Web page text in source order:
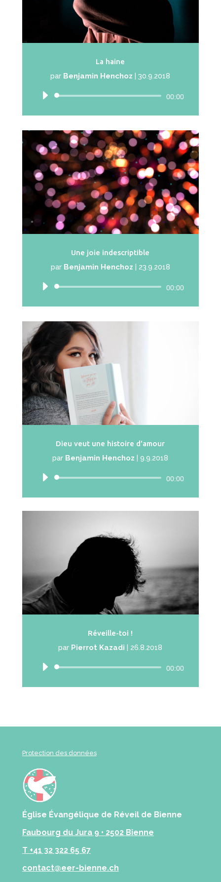
La haine
par Benjamin Henchoz |30.9.2018
Lecteur
00:00
Une joie indescriptible
par Benjamin Henchoz | 23.9.2018
Lecteur
00:00
Dieu veut une histoire d'amour
par Benjamin Henchoz |9.9.2018
Lecteur
00:00
Réveille-toi !
par Pierrot Kazadi | 26.8.2018
Lecteur
00:00
Protection des données
Église Évangélique de Réveil de Bienne
Faubourg du Jura 9 • 2502 Bienne‬
T +41 32 322 65 67
contact@eer-bienne.ch